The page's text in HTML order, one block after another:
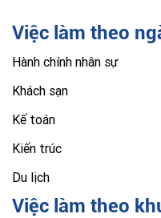
Việc làm theo
Hành chính nhân sự
Khách sạn
Kế toán
Kiến trúc
Du lịch
Việc làm theo